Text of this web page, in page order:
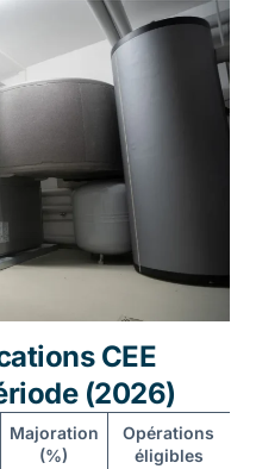
CEE
(2026)
Majoration
(%)
Opérations
éligibles